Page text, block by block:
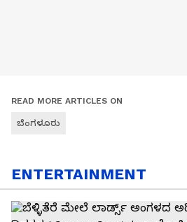
READ MORE ARTICLES ON
ಬೆಂಗಳೂರು
ENTERTAINMENT